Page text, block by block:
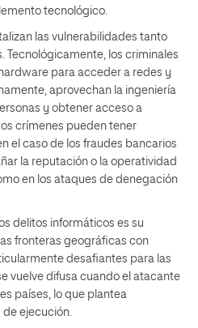
tecnológico.
las vulnerabilidades tanto
Tecnológicamente, los criminales
para acceder a redes y
aprovechan la ingeniería
y obtener acceso a
crímenes pueden tener
el caso de los fraudes bancarios
la reputación o la operatividad
en los ataques de denegación
delitos informáticos es su
fronteras geográficas con
desafiantes para las
vuelve difusa cuando el atacante
países, lo que plantea
ejecución.